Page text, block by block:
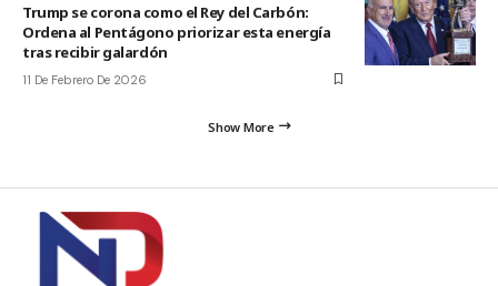
Trump se corona como el Rey del Carbón:
Ordena al Pentágono priorizar esta energía
tras recibir galardón
11 De Febrero De 2026
Show More